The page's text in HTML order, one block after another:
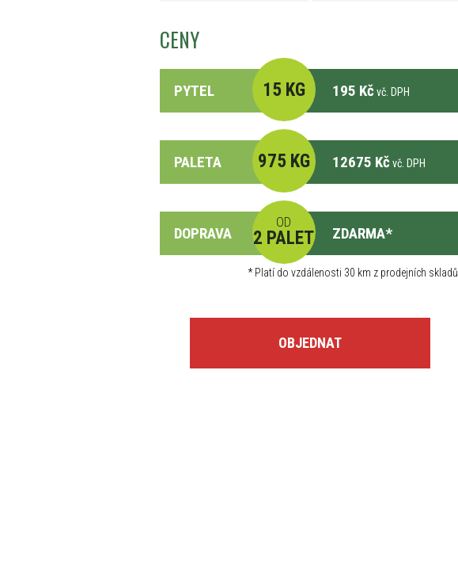
CENY
PYTEL 15 KG 195 Kč vč. DPH
PALETA 975 KG 12675 Kč vč. DPH
DOPRAVA
OD
2 PALET ZDARMA*
*Platí do vzdálenosti 30 km z prodejních skladů.
OBJEDNAT